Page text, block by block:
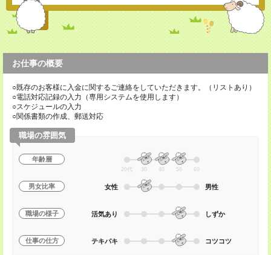
お仕事の概要
○既存のお客様に入金に関するご連絡をしていただきます。（リストあり）
○電話対応記録の入力（専用システムを使用します）
○スケジュールの入力
○関係書類の作成、郵送対応
職場の雰囲気
年齢層
20代 30 40 50 60
男女比率 女性 男性
職場の様子 活気あり しずか
仕事の仕方 テキパキ コツコツ